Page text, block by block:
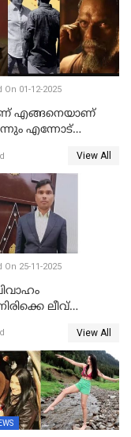
On 01-12-2025
എങ്ങനെയാണ്
എന്നോട്
വിനായകൻ
View All
On 25-11-2025
ലീവ്
View All